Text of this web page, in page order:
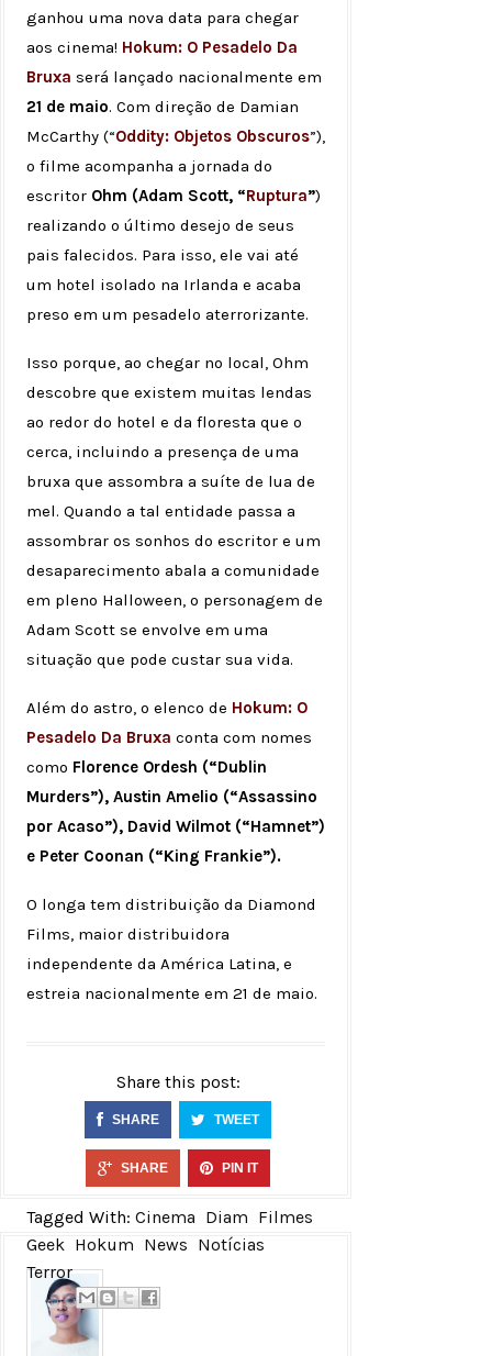
ganhou uma nova data para chegar
aos cinema! Hokum: O Pesadelo Da
Bruxa será lançado nacionalmente em
21 de maio. Com direção de Damian
McCarthy (“Oddity: Objetos Obscuros”),
o filme acompanha a jornada do
escritor Ohm (Adam Scott, “Ruptura”)
realizando o último desejo de seus
pais falecidos. Para isso, ele vai até
um hotel isolado na Irlanda e acaba
preso em um pesadelo aterrorizante.
Isso porque, ao chegar no local, Ohm
descobre que existem muitas lendas
ao redor do hotel e da floresta que o
cerca, incluindo a presença de uma
bruxa que assombra a suíte de lua de
mel. Quando a tal entidade passa a
assombrar os sonhos do escritor e um
desaparecimento abala a comunidade
em pleno Halloween, o personagem de
Adam Scott se envolve em uma
situação que pode custar sua vida.
Além do astro, o elenco de Hokum: O
Pesadelo Da Bruxa conta com nomes
como Florence Ordesh (“Dublin
Murders”), Austin Amelio (“Assassino
por Acaso”), David Wilmot (“Hamnet”)
e Peter Coonan (“King Frankie”).
O longa tem distribuição da Diamond
Films, maior distribuidora
independente da América Latina, e
estreia nacionalmente em 21 de maio.
Share this post:
SHARE TWEET
SHARE PIN IT
Tagged With: Cinema Diam Filmes
Geek Hokum News Notícias
Terror